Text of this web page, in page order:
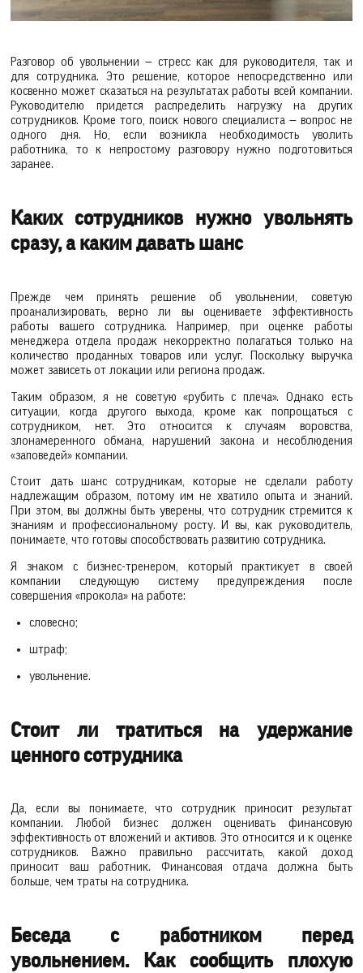
Разговор об увольнении — стресс как для руководителя, так и
для сотрудника. Это решение, которое непосредственно или
косвенно может сказаться на результатах работы всей компании.
Руководителю придется распределить нагрузку на других
сотрудников. Кроме того, поиск нового специалиста — вопрос не
одного дня. Но, если возникла необходимость уволить
работника, то к непростому разговору нужно подготовиться
заранее.
Каких сотрудников нужно увольнять
сразу, а каким давать шанс
Прежде чем принять решение об увольнении, советую
проанализировать, верно ли вы оцениваете эффективность
работы вашего сотрудника. Например, при оценке работы
менеджера отдела продаж некорректно полагаться только на
количество проданных товаров или услуг. Поскольку выручка
может зависеть от локации или региона продаж.
Таким образом, я не советую «рубить с плеча». Однако есть
ситуации, когда другого выхода, кроме как попрощаться с
сотрудником, нет. Это относится к случаям воровства,
злонамеренного обмана, нарушений закона и несоблюдения
«заповедей» компании.
Стоит дать шанс сотрудникам, которые не сделали работу
надлежащим образом, потому им не хватило опыта и знаний.
При этом, вы должны быть уверены, что сотрудник стремится к
знаниям и профессиональному росту. И вы, как руководитель,
понимаете, что готовы способствовать развитию сотрудника.
Я знаком с бизнес-тренером, который практикует в своей
компании следующую систему предупреждения после
совершения «прокола» на работе:
словесно;
штраф;
увольнение.
Стоит ли тратиться на удержание
ценного сотрудника
Да, если вы понимаете, что сотрудник приносит результат
компании. Любой бизнес должен оценивать финансовую
эффективность от вложений и активов. Это относится и к оценке
сотрудников. Важно правильно рассчитать, какой доход
приносит ваш работник. Финансовая отдача должна быть
больше, чем траты на сотрудника.
Беседа с работником перед
увольнением. Как сообщить плохую